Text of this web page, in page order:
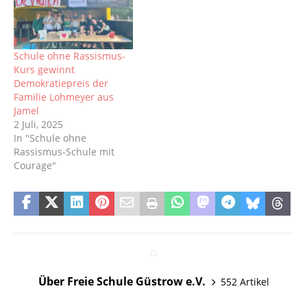
Schule ohne Rassismus-
Kurs gewinnt
Demokratiepreis der
Familie Lohmeyer aus
Jamel
2 Juli, 2025
In "Schule ohne
Rassismus-Schule mit
Courage"
Über Freie Schule Güstrow e.V.
552 Artikel